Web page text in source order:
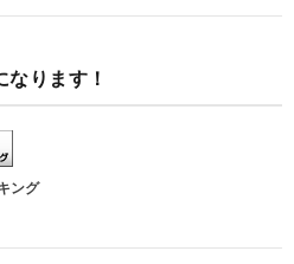
ります！
ング